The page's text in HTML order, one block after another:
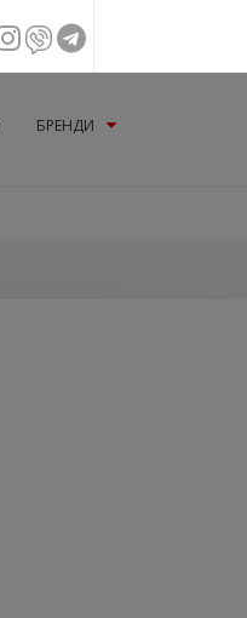
БРЕНДИ